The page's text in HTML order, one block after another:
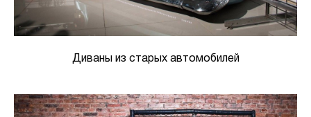
Диваны из старых автомобилей